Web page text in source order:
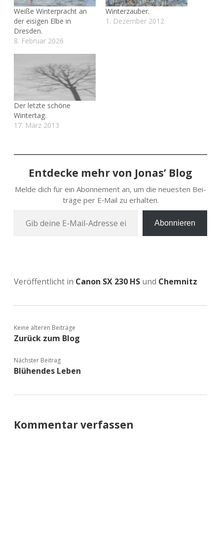
Weiße Winterpracht an
der eisigen Elbe in
Dresden.
8. Februar 2026
Winterzauber.
1. Dezember 2012
Der letzte schöne
Wintertag.
17. März 2013
Entdecke mehr von Jonas’ Blog
Melde dich für ein Abon­ne­ment an, um die neu­es­ten Bei­
trä­ge per E‑Mail zu erhalten.
Abonnieren
Veröffentlicht in Canon SX 230 HS und Chemnitz
Keine älteren Beiträge
Zurück zum Blog
Nächster Beitrag
Blühendes Leben
Kommentar verfassen